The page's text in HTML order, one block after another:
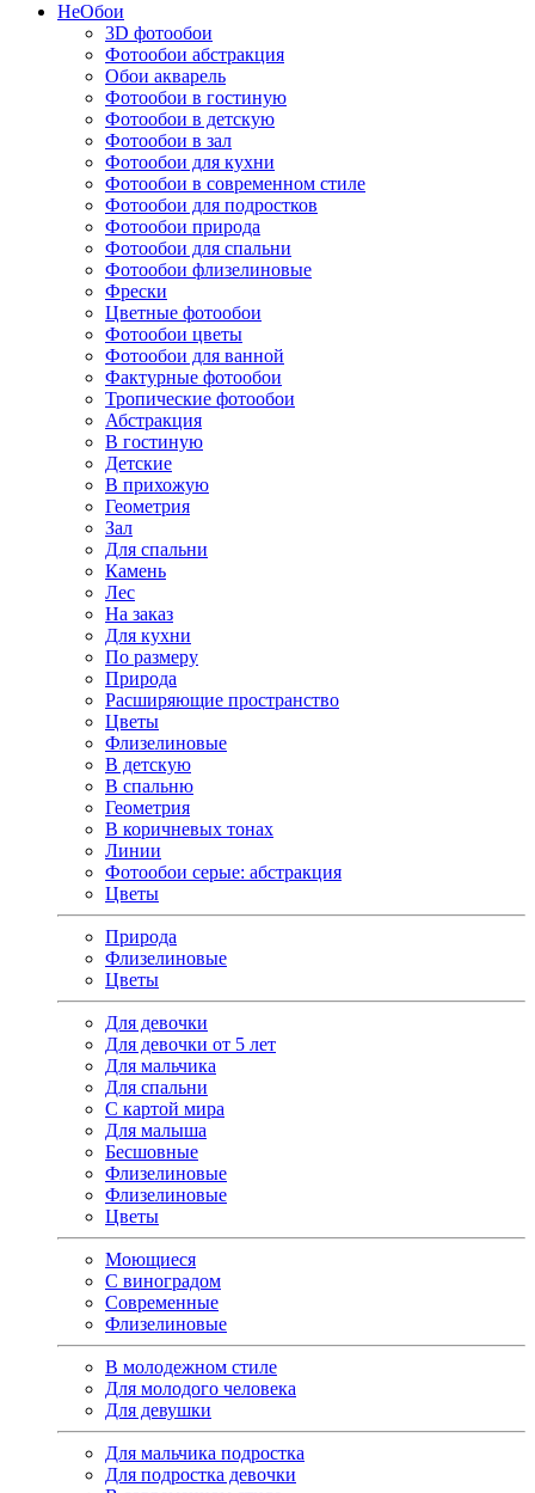
НеОбои
3D фотообои
Фотообои абстракция
Обои акварель
Фотообои в гостиную
Фотообои в детскую
Фотообои в зал
Фотообои для кухни
Фотообои в современном стиле
Фотообои для подростков
Фотообои природа
Фотообои для спальни
Фотообои флизелиновые
Фрески
Цветные фотообои
Фотообои цветы
Фотообои для ванной
Фактурные фотообои
Тропические фотообои
Абстракция
В гостиную
Детские
В прихожую
Геометрия
Зал
Для спальни
Камень
Лес
На заказ
Для кухни
По размеру
Природа
Расширяющие пространство
Цветы
Флизелиновые
В детскую
В спальню
Геометрия
В коричневых тонах
Линии
Фотообои серые: абстракция
Цветы
Природа
Флизелиновые
Цветы
Для девочки
Для девочки от 5 лет
Для мальчика
Для спальни
С картой мира
Для малыша
Бесшовные
Флизелиновые
Флизелиновые
Цветы
Моющиеся
С виноградом
Современные
Флизелиновые
В молодежном стиле
Для молодого человека
Для девушки
Для мальчика подростка
Для подростка девочки